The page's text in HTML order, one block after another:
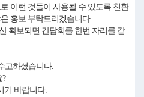
이런 것들이 사용될 수 있도록 친환
홍보 부탁드리겠습니다.
확보되면 간담회를 한번 자리를 같
고하셨습니다.
기 바랍니다.